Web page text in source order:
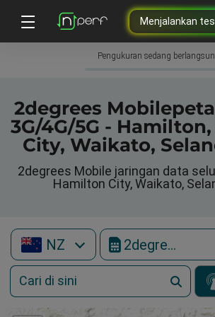
Menjalankan
Pengukuran sedang
2degrees
3G/4G/5G -
City, Waikato,
2degrees Mobile jaringan data
Hamilton City, Waikato,
NZ 2degrees Mobile